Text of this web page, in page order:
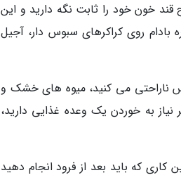
خون خود را ثابت نگه دارید و این
روی کراکرهای سبوس دار، آجیل
ناراحتی می کنید، میوه های خشک و
به خوردن یک وعده غذایی دارید،
کاری که باید بعد از فرود انجام دهید